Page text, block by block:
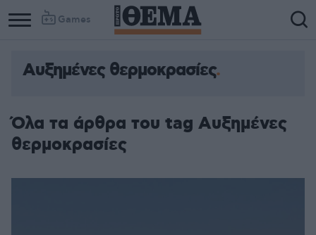
Games
Αυξημένες θερμοκρασίες
Όλα τα άρθρα του tag Αυξημένες
θερμοκρασίες